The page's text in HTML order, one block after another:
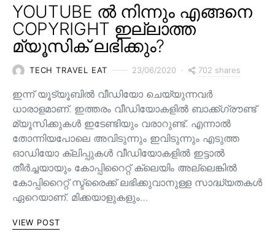
YOUTUBE ൽ നിന്നും എങ്ങനെ
COPYRIGHT ഇല്ലാത്ത
മ്യൂസിക് ലഭിക്കും?
TECH TRAVEL EAT 23/06/2020 702 shares
ഇന്ന് യൂട്യൂബിൽ വീഡിയോ ചെയ്യുന്നവർ
ധാരാളമാണ്. ഇത്തരം വീഡിയോകളിൽ ബാക്ക്ഗ്രൗണ്ട്
മ്യൂസിക്കുകൾ ഇടേണ്ടിയും വരാറുണ്ട്. എന്നാൽ
തോന്നിയപോലെ അവിടുന്നും ഇവിടുന്നും എടുത്ത
ഓഡിയോ ക്ലിപ്പുകൾ വീഡിയോകളിൽ ഇട്ടാൽ
തീർച്ചയായും കോപ്പിറൈറ്റ് ക്ലെയിം അല്ലെങ്കിൽ
കോപ്പിറൈറ്റ് സ്ട്രൈക്ക് ലഭിക്കുവാനുള്ള സാദ്ധ്യതകൾ
ഏറെയാണ്. മിക്കയാളുകളും…
VIEW POST